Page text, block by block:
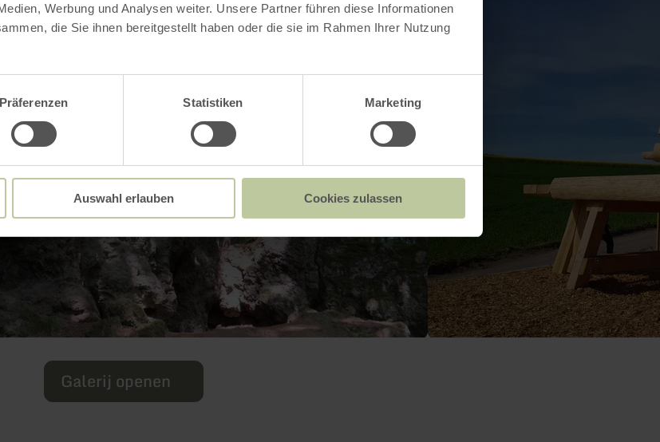
Werbung und Analysen weiter. Unsere Partner führen diese Informationen
die Sie ihnen bereitgestellt haben oder die sie im Rahmen Ihrer Nutzung
Präferenzen Statistiken Marketing
Auswahl erlauben Cookies zulassen
Galerij openen